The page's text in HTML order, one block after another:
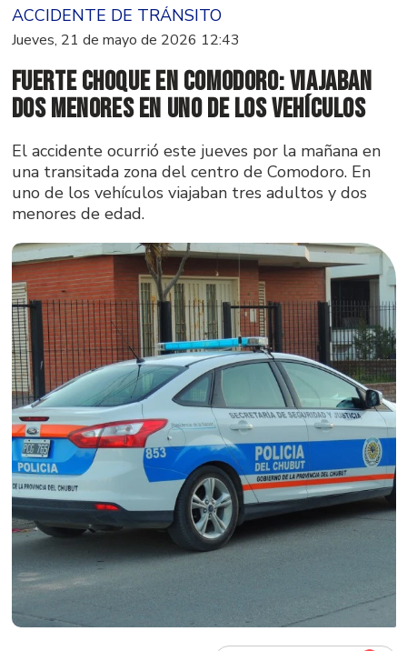
ACCIDENTE DE TRÁNSITO
Jueves, 21 de mayo de 2026 12:43
Fuerte choque en Comodoro: viajaban
dos menores en uno de los vehículos
El accidente ocurrió este jueves por la mañana en
una transitada zona del centro de Comodoro. En
uno de los vehículos viajaban tres adultos y dos
menores de edad.